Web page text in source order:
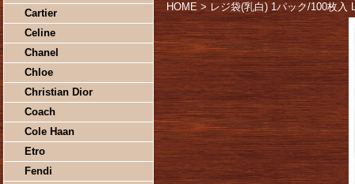
Cartier
Celine
Chanel
Chloe
Christian Dior
Coach
Cole Haan
Etro
Fendi
HOME > レジ袋(乳白) 1パック/100枚入